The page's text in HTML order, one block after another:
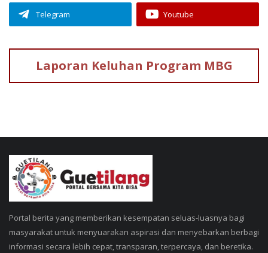
Telegram Youtube
Laporan Keluhan Program MBG
Portal berita yang memberikan kesempatan seluas-luasnya bagi
masyarakat untuk menyuarakan aspirasi dan menyebarkan berbagi
informasi secara lebih cepat, transparan, terpercaya, dan beretika.